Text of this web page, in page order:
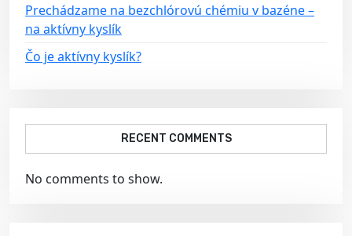
Prechádzame na bezchlórovú chémiu v bazéne –
na aktívny kyslík
Čo je aktívny kyslík?
RECENT COMMENTS
No comments to show.